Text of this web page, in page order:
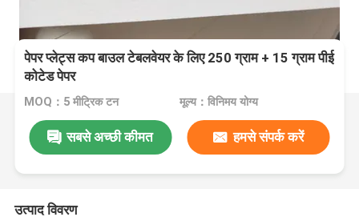
पेपर प्लेट्स कप बाउल टेबलवेयर के लिए 250 ग्राम + 15 ग्राम पीई
कोटेड पेपर
MOQ：5 मीट्रिक टन मूल्य：विनिमय योग्य
सबसे अच्छी कीमत हमसे संपर्क करें
उत्पाद विवरण